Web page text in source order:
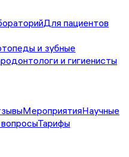
Для пациентов
и зубные
и гигиенисты
МероприятияНаучные
Тарифы